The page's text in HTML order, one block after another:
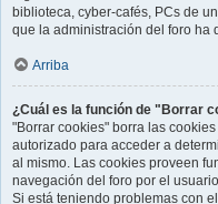
biblioteca, cyber-cafés, PCs de
que la administración del foro ha
Arriba
¿Cuál es la función de "Borrar
"Borrar cookies" borra las
autorizado para acceder a
al mismo. Las cookies proveen
navegación del foro por el
Si está teniendo problemas con